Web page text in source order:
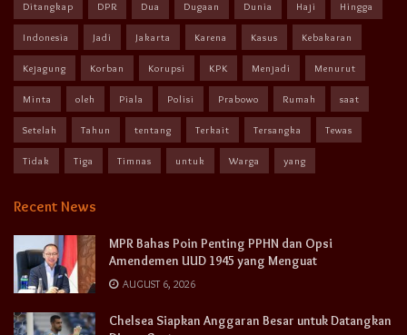
Ditangkap DPR Dua Dugaan Dunia Haji Hingga
Indonesia Jadi Jakarta Karena Kasus Kebakaran
Kejagung Korban Korupsi KPK Menjadi Menurut
Minta oleh Piala Polisi Prabowo Rumah saat
Setelah Tahun tentang Terkait Tersangka Tewas
Tidak Tiga Timnas untuk Warga yang
Recent News
MPR Bahas Poin Penting PPHN dan Opsi
Amendemen UUD 1945 yang Menguat
AUGUST 6, 2026
Chelsea Siapkan Anggaran Besar untuk Datangkan